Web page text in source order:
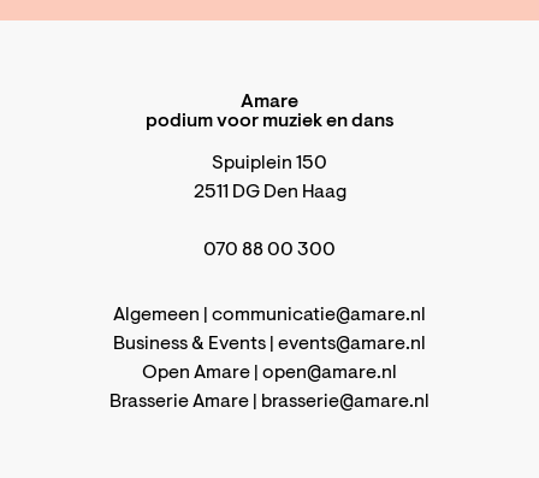
Amare
podium voor muziek en dans
Spuiplein 150
2511 DG Den Haag
070 88 00 300
Algemeen | communicatie@amare.nl
Business & Events | events@amare.nl
Open Amare | open@amare.nl
Brasserie Amare |
brasserie@amare.nl